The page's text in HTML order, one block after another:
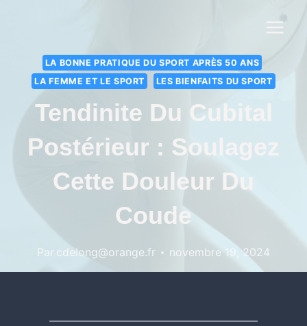
LA BONNE PRATIQUE DU SPORT APRÈS 50 ANS
LA FEMME ET LE SPORT
LES BIENFAITS DU SPORT
Tendinite Du Cubital
Postérieur : Soulagez
Cette Douleur Du
Coude
Par cdelong@orange.fr novembre 19, 2024